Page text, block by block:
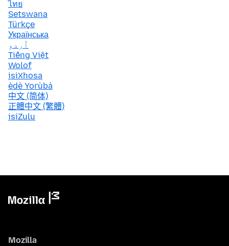
ไทย
Setswana
Türkçe
Українська
اُردو
Tiếng Việt
Wolof
isiXhosa
èdè Yorùbá
中文 (简体)
正體中文 (繁體)
isiZulu
Mozilla